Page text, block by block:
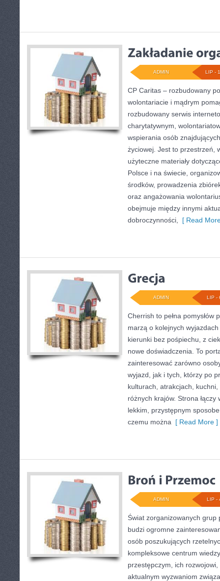
LIP -
ADMIN
CP Caritas – rozbudowany
wolontariacie i mądrym
rozbudowany serwis
charytatywnym,
wspierania osób
życiowej. Jest to przestrzeń,
użyteczne materiały
Polsce i na świecie,
środków, prowadzenia
oraz angażowania
obejmuje między innymi
dobroczynności,
[ Read
LIP -
ADMIN
Cherrish to pełna pomysłów
marzą o kolejnych
kierunki bez pośpiechu, z
nowe doświadczenia. To
zainteresować zarówno
wyjazd, jak i tych, którzy po
kulturach, atrakcjach,
różnych krajów. Strona
lekkim, przystępnym
czemu można [ Read More ]
LIP -
ADMIN
Świat zorganizowanych grup
budzi ogromne
osób poszukujących
kompleksowe centrum
przestępczym, ich
aktualnym wyzwaniom